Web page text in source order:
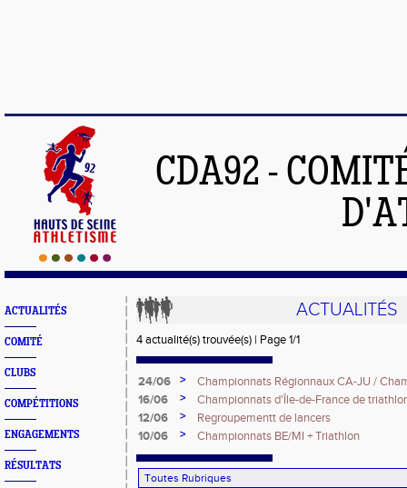
CDA92 -
ACTUALITÉS
COMITÉ
CLUBS
COMPÉTITIONS
ENGAGEMENTS
RÉSULTATS
ACTUALITÉS
4 actualité(s) trouvée(s) | Page 1/1
24/06 >
Championnats Régionnaux CA-JU /
Minimes
16/06 >
Championnats d'Île-de-France de
12/06
>
Regroupementt de lancers
10/06
> Championnats BE/MI + Triathlon